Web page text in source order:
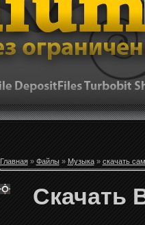
Главная» Файлы» Музыка» скачать
Скачать